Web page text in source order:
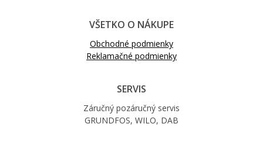
VŠETKO O NÁKUPE
Obchodné podmienky
Reklamačné podmienky
SERVIS
Záručný pozáručný servis
GRUNDFOS, WILO, DAB